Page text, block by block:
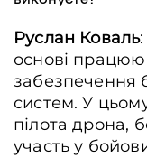
Руслан Коваль
основі
забезпечення
систем. У
пілота дрона,
участь у